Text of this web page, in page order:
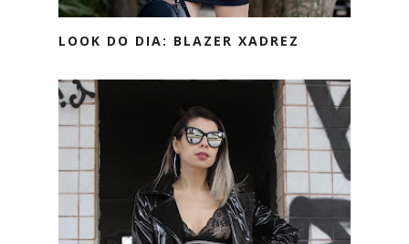
LOOK DO DIA: BLAZER XADREZ